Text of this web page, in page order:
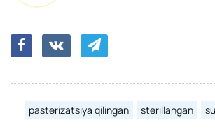
pasterizatsiya qilingan sterillangan